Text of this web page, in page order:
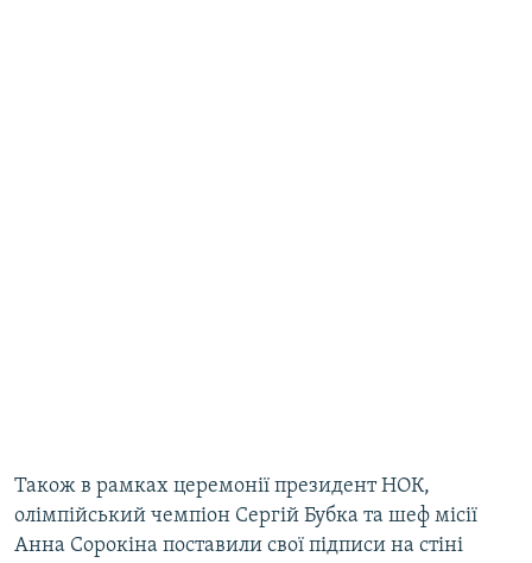
Також в рамках церемонії президент НОК,
олімпійський чемпіон Сергій Бубка та шеф місії
Анна Сорокіна поставили свої підписи на стіні